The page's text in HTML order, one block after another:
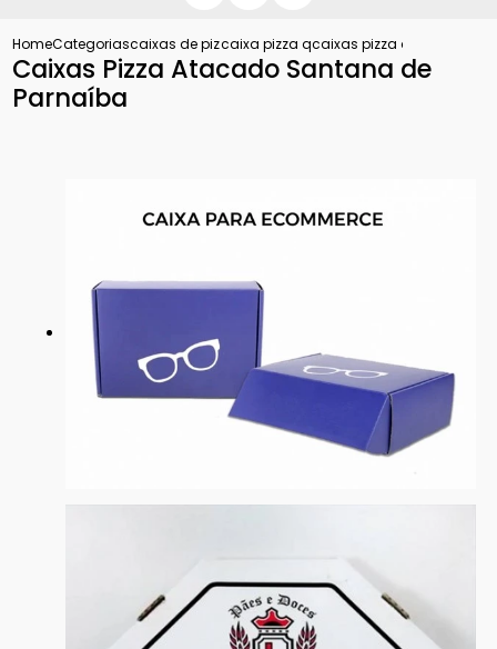
HomeCategoriascaixas de pizzacaixa pizza quadradacaixas pizza atacado
Caixas Pizza Atacado Santana de
Parnaíba